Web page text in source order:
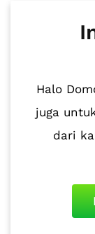
Halo
juga
dari